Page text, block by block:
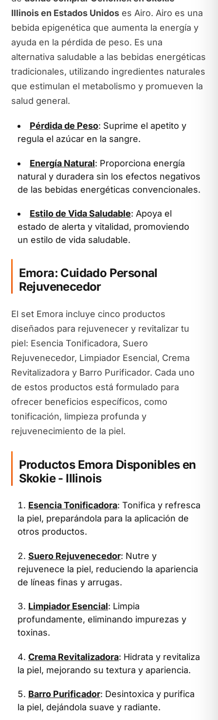
Illinois en Estados Unidoses Airo. Airo es una
bebida epigenética que aumenta la energía y
ayuda en la pérdida de peso. Es una
alternativa saludable a las bebidas energéticas
tradicionales, utilizando ingredientes naturales
que estimulan el metabolismo y promueven la
salud general.
Pérdida de Peso: Suprime el apetito y
regula el azúcar en la sangre.
Energía Natural: Proporciona energía
natural y duradera sin los efectos negativos
de las bebidas energéticas convencionales.
Estilo de Vida Saludable: Apoya el
estado de alerta y vitalidad, promoviendo
un estilo de vida saludable.
Emora: Cuidado Personal
Rejuvenecedor
El set Emora incluye cinco productos
diseñados para rejuvenecer y revitalizar tu
piel: Esencia Tonificadora, Suero
Rejuvenecedor, Limpiador Esencial, Crema
Revitalizadora y Barro Purificador. Cada uno
de estos productos está formulado para
ofrecer beneficios específicos, como
tonificación, limpieza profunda y
rejuvenecimiento de la piel.
Productos Emora Disponibles en
Skokie - Illinois
Esencia Tonificadora: Tonifica y refresca
la piel, preparándola para la aplicación de
otros productos.
Suero Rejuvenecedor: Nutre y
rejuvenece la piel, reduciendo la apariencia
de líneas finas y arrugas.
Limpiador Esencial: Limpia
profundamente, eliminando impurezas y
toxinas.
Crema Revitalizadora: Hidrata y revitaliza
la piel, mejorando su textura y apariencia.
Barro Purificador: Desintoxica y purifica
la piel, dejándola suave y radiante.